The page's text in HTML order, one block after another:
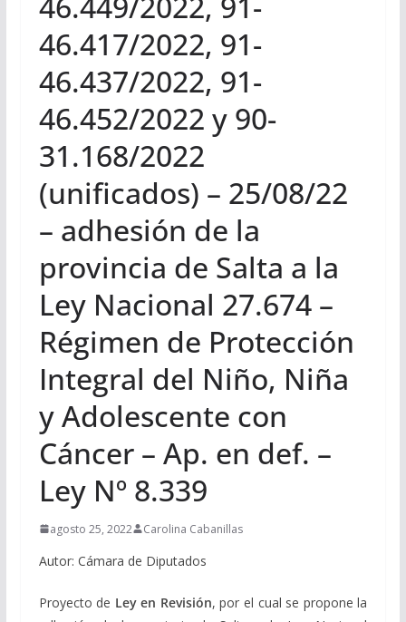
46.417/2022, 91-
46.437/2022, 91-
46.452/2022 y 90-
31.168/2022
(unificados) – 25/08/22
– adhesión de la
provincia de Salta a la
Ley Nacional 27.674 –
Régimen de Protección
Integral del Niño, Niña
y Adolescente con
Cáncer – Ap. en def. –
Ley Nº 8.339
agosto 25, 2022 Carolina Cabanillas
Autor: Cámara de Diputados
Proyecto de Ley en Revisión, por el cual se propone la